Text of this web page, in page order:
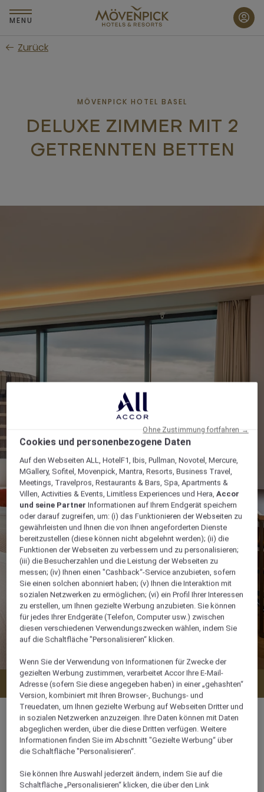
Zum
Hauptinhalt
MENU
Zurück
MÖVENPICK HOTEL BASEL
DELUXE ZIMMER MIT 2
GETRENNTEN BETTEN
Verfügbarkeit anzeigen
29 m²
3 x
Cookies und personenbezogene Daten
Auf den Webseiten ALL, HotelF1, Ibis, Pullman, Novotel, Mercure,
MGallery, Sofitel, Movenpick, Mantra, Resorts, Business Travel,
Meetings, Travelpros, Restaurants & Bars, Spa, Apartments &
Villen, Activities & Events, Limitless Experiences und Hera,Accor
und seine Partner Informationen auf Ihrem Endgerät speichern
oder darauf zugreifen, um: (i) das Funktionieren der Webseiten zu
gewährleisten und Ihnen die von Ihnen angeforderten Dienste
bereitzustellen (diese können nicht abgelehnt werden); (ii) die
Funktionen der Webseiten zu verbessern und zu personalisieren;
(iii) die Besucherzahlen und die Leistung der Webseiten zu
messen; (iv) Ihnen einen "Cashback“-Service anzubieten, sofern
Sie einen solchen abonniert haben; (v) Ihnen die Interaktion mit
sozialen Netzwerken zu ermöglichen; (vi) ein Profil Ihrer Interessen
zu erstellen, um Ihnen gezielte Werbung anzubieten. Sie können
für jedes Ihrer Endgeräte (Telefon, Computer usw.) zwischen
diesen verschiedenen Verwendungszwecken wählen, indem Sie
auf die Schaltfläche "Personalisieren“ klicken.
Wenn Sie der Verwendung von Informationen für Zwecke der
gezielten Werbung zustimmen, verarbeitet Accor Ihre E-Mail-
Adresse (sofern Sie diese angegeben haben) in einer „gehashten“
Version, kombiniert mit Ihren Browser-, Buchungs- und
Treuedaten, um Ihnen gezielte Werbung auf Webseiten Dritter und
in sozialen Netzwerken anzuzeigen. Ihre Daten können mit Daten
abgeglichen werden, über die diese Dritten verfügen. Weitere
Informationen finden Sie im Abschnitt "Gezielte Werbung“ über
die Schaltfläche "Personalisieren“.
Sie können Ihre Auswahl jederzeit ändern, indem Sie auf die
Schaltfläche „Personalisieren“ klicken, die über den Link
Ohne Zustimmung fortfahren →